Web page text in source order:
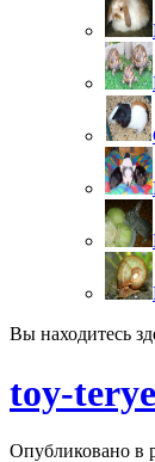
Вы находитесь
toy-
Опубликовано в